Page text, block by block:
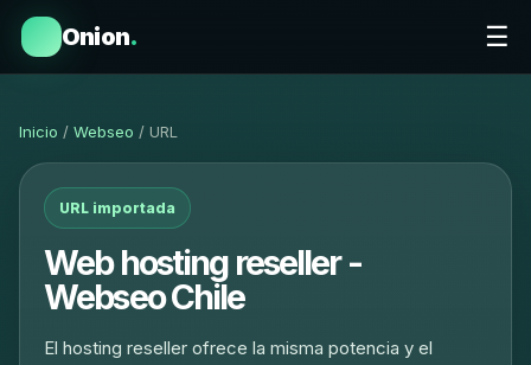
Onion. ☰
Inicio / Webseo / URL
URL importada
Web hosting reseller -
Webseo Chile
El hosting reseller ofrece la misma potencia y el